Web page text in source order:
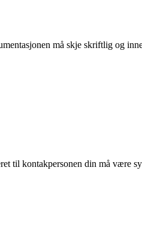
må skje skriftlig og
til kontakpersonen din må være